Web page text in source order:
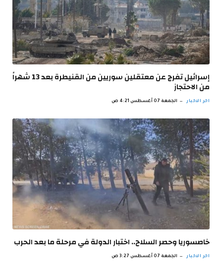
إسرائيل تفرج عن معتقلين سوريين من القنيطرة بعد 13 شهراً
من الاحتجاز
اخر الاخبار الجمعة 07 أغسطس 4:21 ص
خاصسوريا وحصر السلاح.. اختبار الدولة في مرحلة ما بعد الحرب
اخر الاخبار الجمعة 07 أغسطس 3:27 ص